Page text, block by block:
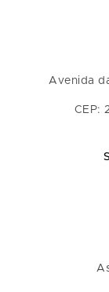
Avenida
CEP: